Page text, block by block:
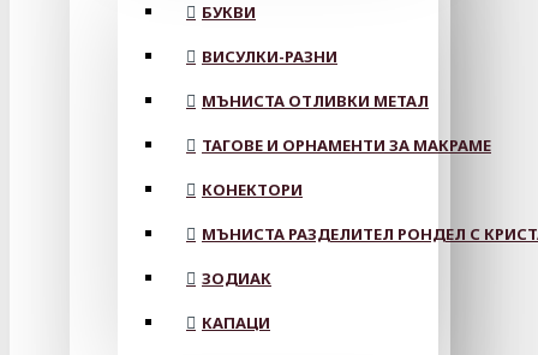
БУКВИ
ВИСУЛКИ-РАЗНИ
МЪНИСТА ОТЛИВКИ МЕТАЛ
ТАГОВЕ И ОРНАМЕНТИ ЗА МАКРАМЕ
КОНЕКТОРИ
МЪНИСТА РАЗДЕЛИТЕЛ РОНДЕЛ С
ЗОДИАК
КАПАЦИ